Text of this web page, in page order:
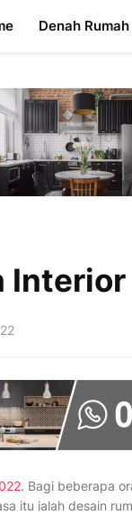
Denah Rumah
. Bagi beberapa
itu ialah desain